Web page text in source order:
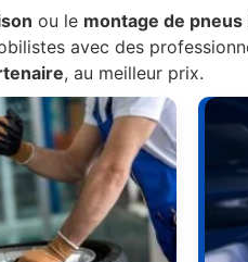
ou le montage de
avec des
, au meilleur prix.